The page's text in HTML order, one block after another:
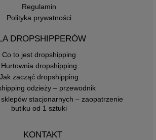
Regulamin
Polityka prywatności
DROPSHIPPERÓW
Co to jest dropshipping
Hurtownia dropshipping
Jak zacząć dropshipping
odzieży – przewodnik
stacjonarnych – zaopatrzenie
butiku od 1 sztuki
KONTAKT